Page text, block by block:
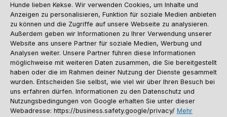
Oder über unserKontaktformular.
Vertrag widerrufen
Kundenservice
Informationen
Social Media und Kontakt
Hunde lieben Kekse. Wir verwenden Cookies, um Inhalte und
Anzeigen zu personalisieren, Funktion für soziale Medien anbieten
zu können und die Zugriffe auf unsere Webseite zu analysieren.
Außerdem geben wir Informationen zu Ihrer Verwendung unserer
Website ans unsere Partner für soziale Medien, Werbung und
Analysen weiter. Unsere Partner führen diese Informationen
möglichweise mit weiteren Daten zusammen, die Sie bereitgestellt
haben oder die im Rahmen deiner Nutzung der Dienste gesammelt
wurden. Entscheiden Sie selbst, wie viel wir über Ihren Besuch bei
uns erfahren dürfen. Informationen zu den Datenschutz und
Nutzungsbedingungen von Google erhalten Sie unter dieser
Webadresse: https://business.safety.google/privacy/ Mehr